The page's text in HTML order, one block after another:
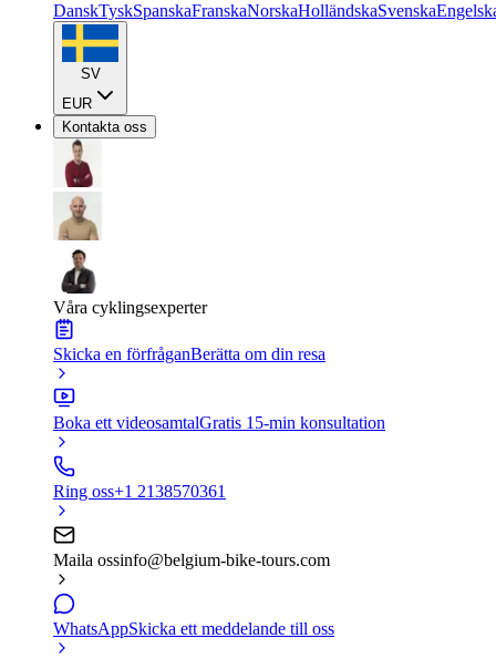
DanskTyskSpanskaFranskaNorskaHolländskaSvenska
SV
EUR
Kontakta oss
Våra cyklingsexperter
Skicka en förfråganBerätta om din resa
Boka ett videosamtalGratis 15-min konsultation
Ring oss+1 2138570361
Maila ossinfo@belgium-bike-tours.com
WhatsAppSkicka ett meddelande till oss